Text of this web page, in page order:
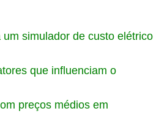
um simulador de custo elétrico
que influenciam o
preços médios em